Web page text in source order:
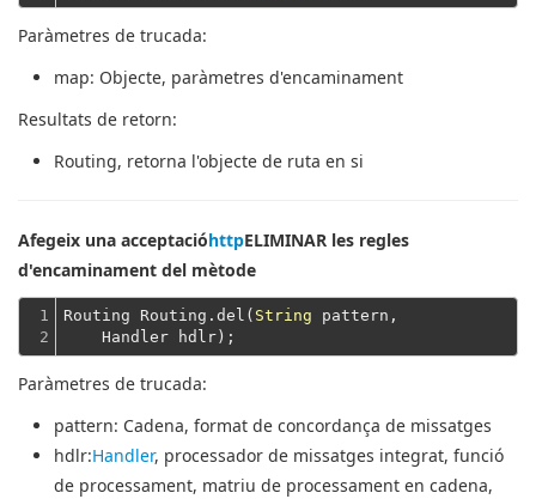
Paràmetres de trucada:
map: Objecte, paràmetres d'encaminament
Resultats de retorn:
Routing, retorna l'objecte de ruta en si
Afegeix una acceptacióhttpELIMINAR les regles
d'encaminament del mètode
1
2
Routing Routing.del( String pattern,
    Handler hdlr);
Paràmetres de trucada:
pattern: Cadena, format de concordança de missatges
hdlr:Handler, processador de missatges integrat, funció
de processament, matriu de processament en cadena,